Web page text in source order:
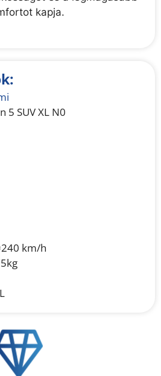
kapja.
5 SUV XL N0
km/h